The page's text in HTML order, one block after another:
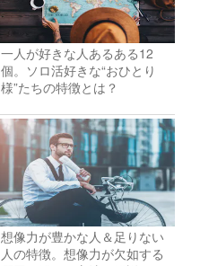
一人が好きな人あるある12
個。ソロ活好きな“おひとり
様”たちの特徴とは？
想像力が豊かな人＆足りない
人の特徴。想像力が欠如する